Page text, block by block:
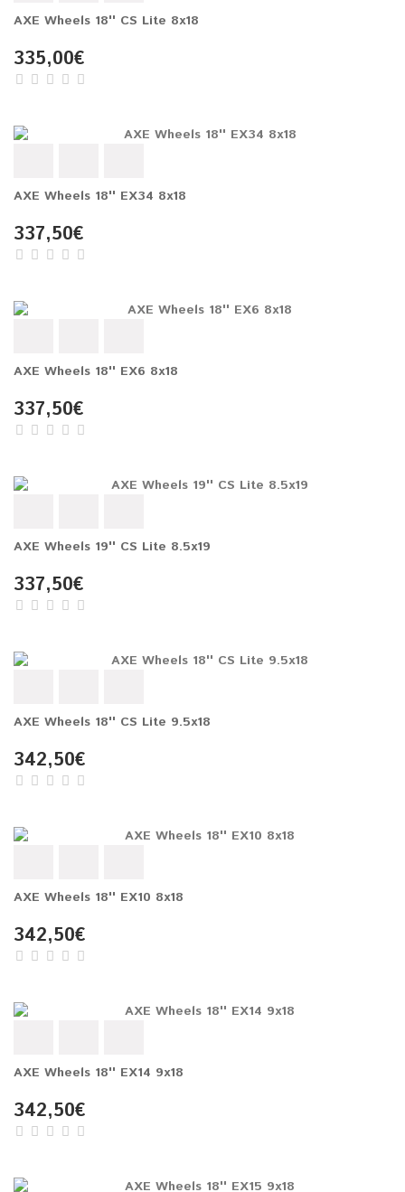
AXE Wheels 18'' CS Lite 8x18
335,00€
AXE Wheels 18'' EX34 8x18
337,50€
AXE Wheels 18'' EX6 8x18
337,50€
AXE Wheels 19'' CS Lite 8.5x19
337,50€
AXE Wheels 18'' CS Lite 9.5x18
342,50€
AXE Wheels 18'' EX10 8x18
342,50€
AXE Wheels 18'' EX14 9x18
342,50€